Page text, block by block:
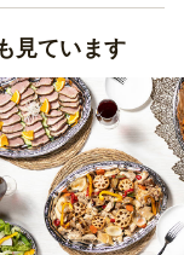
見ています